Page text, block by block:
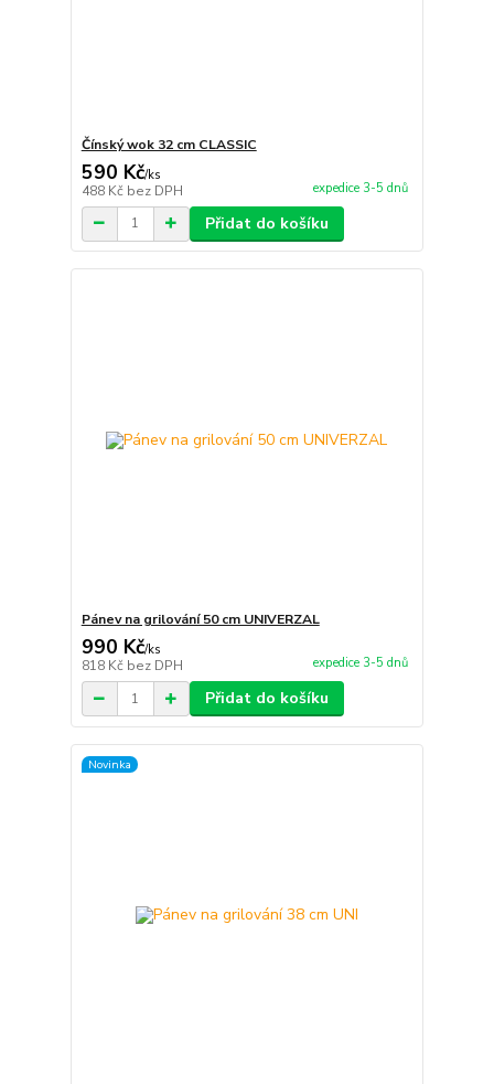
Čínský wok 32 cm CLASSIC
590 Kč/ks
488 Kč bez DPH expedice 3-5 dnů
Přidat do košíku
Pánev na grilování 50 cm UNIVERZAL
990 Kč/ks
818 Kč bez DPH expedice 3-5 dnů
Přidat do košíku
Novinka